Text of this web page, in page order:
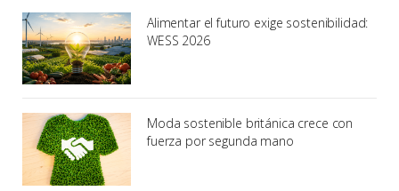
Alimentar el futuro exige sostenibilidad:
WESS 2026
Moda sostenible británica crece con
fuerza por segunda mano